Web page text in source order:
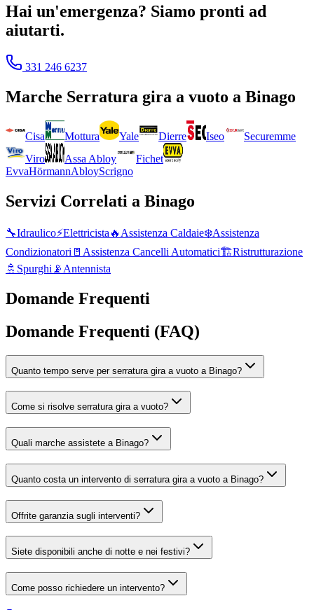
Hai un'emergenza? Siamo pronti ad
aiutarti.
331 246 6237
Marche Serratura gira a vuoto a Binago
Cisa Mottura Yale Dierre Iseo
Securemme
Viro
Assa Abloy
Fichet
EvvaHörmannAbloyScrigno
Servizi Correlati a Binago
🔧Idraulico⚡Elettricista 🔥 Assistenza Caldaie❄️Assistenza
Condizionatori 🚪 Assistenza Cancelli Automatici🏗️Ristrutturazione
🚿 Spurghi 📡 Antennista
Domande Frequenti
Domande Frequenti (FAQ)
Quanto tempo serve per serratura gira a vuoto a Binago?
Come si risolve serratura gira a vuoto?
Quali marche assistete a Binago?
Quanto costa un intervento di serratura gira a vuoto a Binago?
Offrite garanzia sugli interventi?
Siete disponibili anche di notte e nei festivi?
Come posso richiedere un intervento?